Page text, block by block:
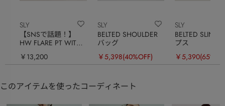
SLY
【SNSで話題！】
HW FLARE PT WITH
￥13,200
SLY
BELTED SHOULDER
バッグ
￥5,398(40%OFF)
SLY
BELTED SLING
プス
￥5,390
このアイテムを使ったコーディネート